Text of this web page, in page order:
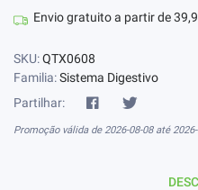
Envio gratuito a partir de
SKU:QTX0608
Familia:Sistema Digestivo
Partilhar:
Promoção válida de 2026-08-08 até